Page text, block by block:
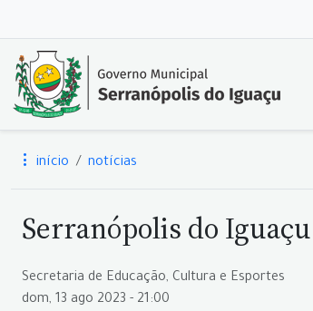
início notícias
Serranópolis do
Secretaria de Educação, Cultura e Esportes
dom, 13 ago 2023 - 21:00